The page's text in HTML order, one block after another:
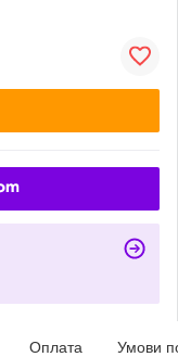
Оплата Умови